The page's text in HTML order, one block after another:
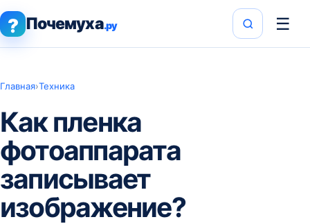
? Почемуха.ру ☰
Главная›Техника
Как пленка
фотоаппарата
записывает
изображение?